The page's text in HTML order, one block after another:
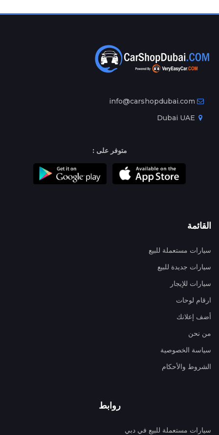
info@carshopdubai.com
متوفر على :
القائمة
سيارات مستعملة للبيع
سيارات جديدة للبيع
سيارات للإيجار
ارقام لوحات
أضف إعلانك
من نحن
سياسة الخصوصية
الشروط والأحكام
روابط
سيارات مستعملة للبيع في دبي